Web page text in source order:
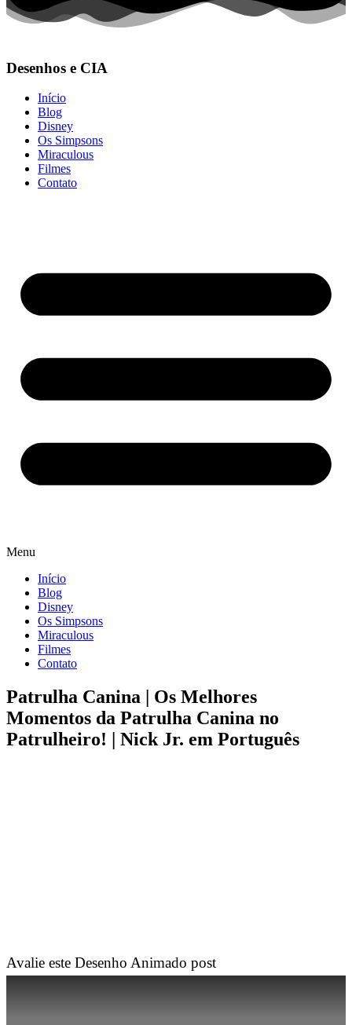
Desenhos e CIA
Início
Blog
Disney
Os Simpsons
Miraculous
Filmes
Contato
Menu
Início
Blog
Disney
Os Simpsons
Miraculous
Filmes
Contato
Patrulha Canina | Os Melhores
Momentos da Patrulha Canina no
Patrulheiro! | Nick Jr. em Português
Avalie este Desenho Animado post